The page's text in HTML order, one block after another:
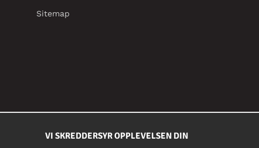
Sitemap
VI SKREDDERSYR OPPLEVELSEN DIN